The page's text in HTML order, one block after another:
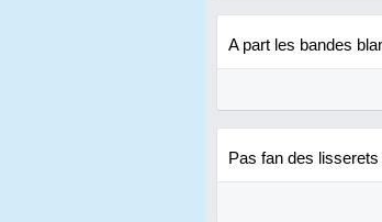
A part les bandes
Pas fan des